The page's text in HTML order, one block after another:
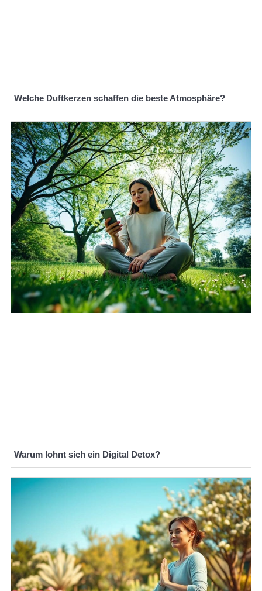
Welche Duftkerzen schaffen die beste Atmosphäre?
Warum lohnt sich ein Digital Detox?